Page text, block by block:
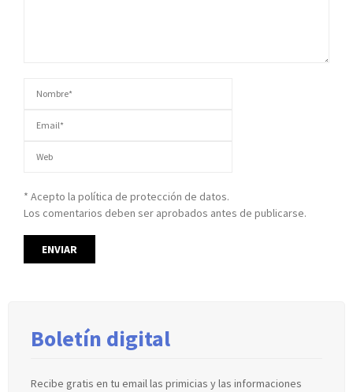
* Acepto la política de protección de datos.
Los comentarios deben ser aprobados antes de publicarse.
Boletín digital
Recibe gratis en tu email las primicias y las informaciones